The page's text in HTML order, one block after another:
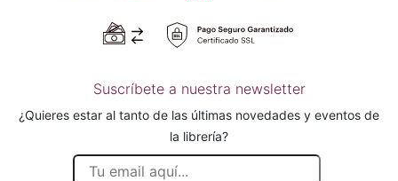
Suscríbete a nuestra newsletter
¿Quieres estar al tanto de las últimas novedades y eventos de
la librería?